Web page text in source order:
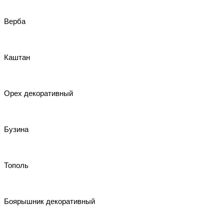
Верба
Каштан
Орех декоративный
Бузина
Тополь
Боярышник декоративный